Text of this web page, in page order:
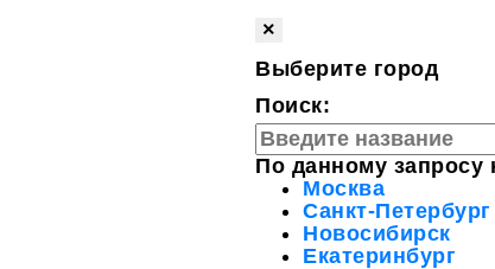
×
Выберите город
Поиск:
По данному запросу
Москва
Санкт-Петербург
Новосибирск
Екатеринбург